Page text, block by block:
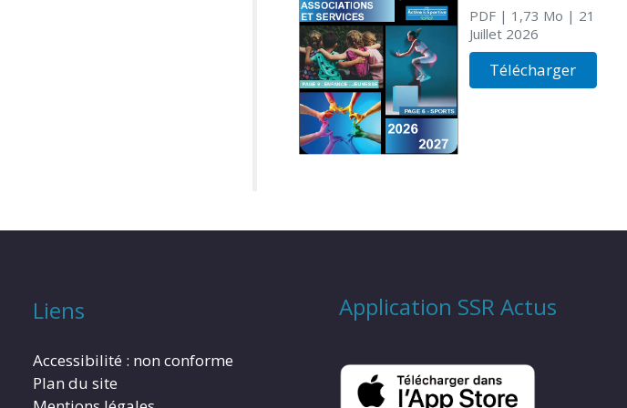
PDF| 1,73 Mo | 21
Juillet 2026
Télécharger
Liens
Accessibilité : non conforme
Plan du site
Application SSR Actus